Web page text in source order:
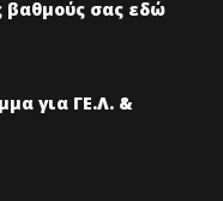
βαθμούς σας εδώ
για ΓΕ.Λ. &